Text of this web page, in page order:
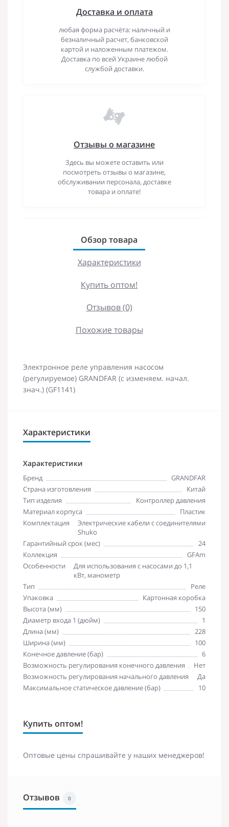
Доставка и оплата
любая форма расчёта: наличный и
безналичный расчет, банковской
картой и наложенным платежом.
Доставка по всей Украине любой
службой доставки.
Отзывы о магазине
Здесь вы можете оставить или
посмотреть отзывы о магазине,
обслуживании персонала, доставке
товара и оплате!
Обзор товара
Характеристики
Купить оптом!
Отзывов (0)
Похожие товары
Электронное реле управления насосом
(регулируемое) GRANDFAR (с изменяем. начал.
знач.) (GF1141)
Характеристики
Характеристики
Бренд
GRANDFAR
Страна изготовления
Китай
Тип изделия
Контроллер давления
Материал корпуса
Пластик
Комплектация
Электрические кабели с соединителями
Shuko
Гарантийный срок (мес)
24
Коллекция
GFAm
Особенности
Для использования с насосами до 1,1
кВт, манометр
Тип
Реле
Упаковка
Картонная коробка
Высота (мм)
150
Диаметр входа 1 (дюйм)
1
Длина (мм)
228
Ширина (мм)
100
Конечное давление (бар)
6
Возможность регулирования конечного давления
Нет
Возможность регулирования начального давления
Да
Максимальное статическое давление (бар)
10
Купить оптом!
Оптовые цены спрашивайте у наших менеджеров!
Отзывов 0